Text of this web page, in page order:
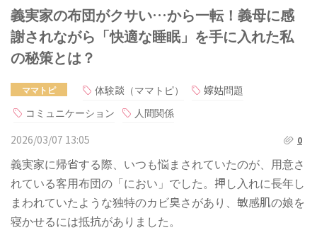
義実家の布団がクサい…から一転！義母に感
謝されながら「快適な睡眠」を手に入れた私
の秘策とは？
ママトピ 体験談（ママトピ）
嫁姑問題
コミュニケーション
人間関係
2026/03/07 13:05
0
義実家に帰省する際、いつも悩まされていたのが、用意さ
れている客用布団の「におい」でした。押し入れに長年し
まわれていたような独特のカビ臭さがあり、敏感肌の娘を
寝かせるには抵抗がありました。